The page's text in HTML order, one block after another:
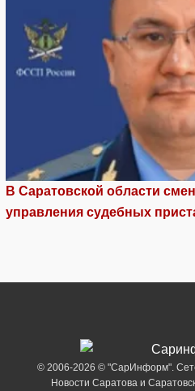
В Саратовской области
управления судебных
© 2006-2026 © "СарИнформ".
Новости Саратова и